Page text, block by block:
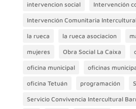
intervencion social Intervención
Intervención Comunitaria Intercultural
la rueca la rueca asociacion
mujeres Obra Social La Caixa
oficina municipal oficinas
oficina Tetuán programación
Servicio Convivencia Intercultural